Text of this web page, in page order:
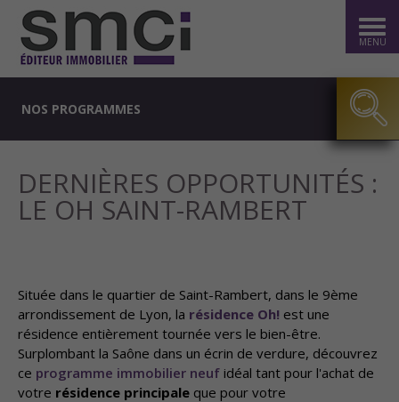
MENU
NOS PROGRAMMES
DERNIÈRES OPPORTUNITÉS :
LE OH SAINT-RAMBERT
Située dans le quartier de Saint-Rambert, dans le 9ème
arrondissement de Lyon, la résidence Oh! est une
résidence entièrement tournée vers le bien-être.
Surplombant la Saône dans un écrin de verdure, découvrez
ce programme immobilier neuf idéal tant pour l'achat de
votre résidence principale que pour votre